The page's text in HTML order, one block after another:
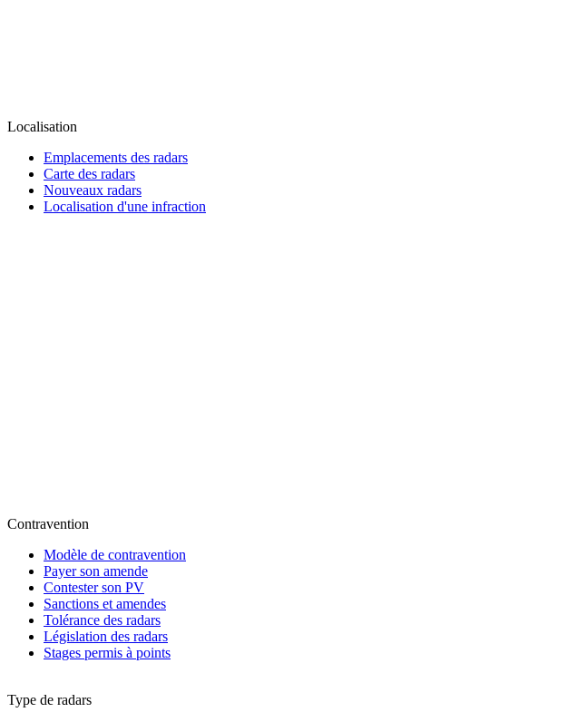
Localisation
Emplacements des radars
Carte des radars
Nouveaux radars
Localisation d'une infraction
Contravention
Modèle de contravention
Payer son amende
Contester son PV
Sanctions et amendes
Tolérance des radars
Législation des radars
Stages permis à points
Type de radars